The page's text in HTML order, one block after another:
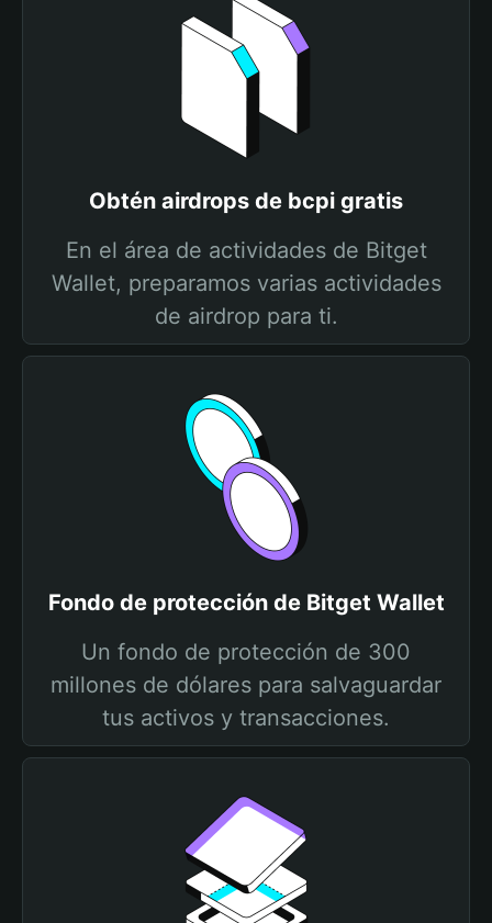
Obtén airdrops de bcpi gratis
En el área de actividades de Bitget
Wallet, preparamos varias actividades
de airdrop para ti.
Fondo de protección de Bitget Wallet
Un fondo de protección de 300
millones de dólares para salvaguardar
tus activos y transacciones.